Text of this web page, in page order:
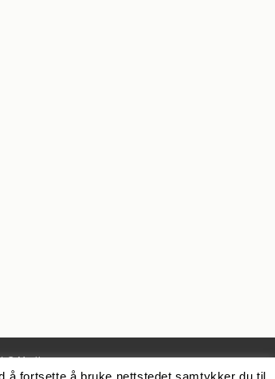
LO Media
å fortsette å bruke nettstedet samtykker du til